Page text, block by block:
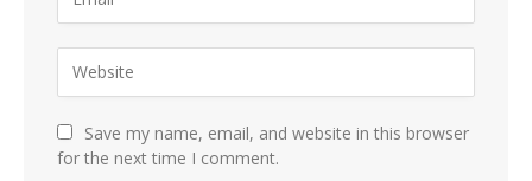
Save my name, email, and website in this browser
for the next time I comment.